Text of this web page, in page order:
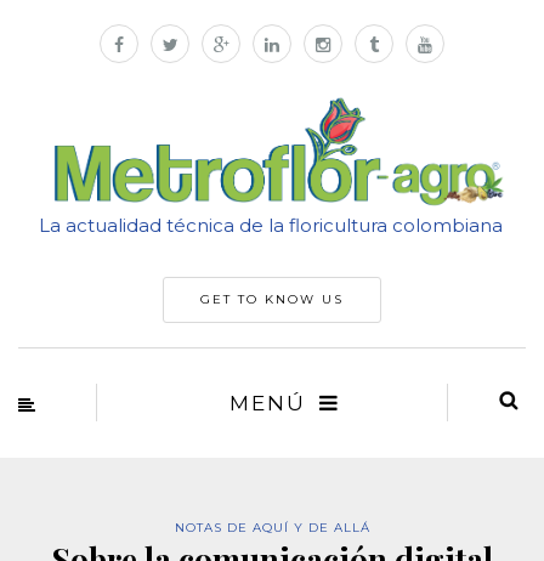
La actualidad técnica de la floricultura colombiana
GET TO KNOW US
MENÚ
NOTAS DE AQUÍ Y DE ALLÁ